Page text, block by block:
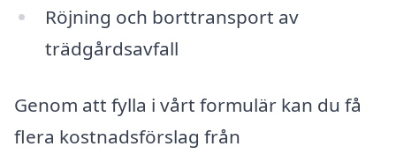
Röjning och borttransport av
trädgårdsavfall
Genom att fylla i vårt formulär kan du få
flera kostnadsförslag från